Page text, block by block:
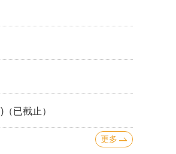
已截止）
更多